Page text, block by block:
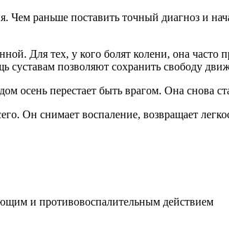
раньше поставить точный диагноз и
Для тех, у кого болят колени, она
позволяют сохранить свободу
перестает быть врагом. Она снова
Он снимает воспаление, возвращает
и противовоспалительным действием